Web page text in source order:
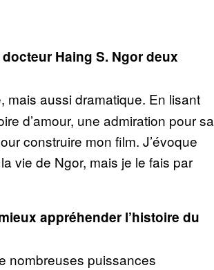
Haing S. Ngor deux
mais aussi dramatique. En lisant
d’amour, une admiration pour sa
construire mon film. J’évoque
vie de Ngor, mais je le fais par
appréhender l’histoire du
nombreuses puissances